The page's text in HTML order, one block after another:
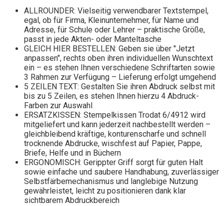
ALLROUNDER: Vielseitig verwendbarer Textstempel,
egal, ob für Firma, Kleinunternehmer, für Name und
Adresse, für Schule oder Lehrer – praktische Größe,
passt in jede Akten- oder Manteltasche
GLEICH HIER BESTELLEN: Geben sie über "Jetzt
anpassen", rechts oben ihren individuellen Wunschtext
ein – es stehen Ihnen verschiedene Schriftarten sowie
3 Rahmen zur Verfügung – Lieferung erfolgt umgehend
5 ZEILEN TEXT: Gestalten Sie ihren Abdruck selbst mit
bis zu 5 Zeilen, es stehen Ihnen hierzu 4 Abdruck-
Farben zur Auswahl
ERSATZKISSEN: Stempelkissen Trodat 6/4912 wird
mitgeliefert und kann jederzeit nachbestellt werden –
gleichbleibend kräftige, konturenscharfe und schnell
trocknende Abdrucke, wischfest auf Papier, Pappe,
Briefe, Helfe und in Büchern
ERGONOMISCH: Gerippter Griff sorgt für guten Halt
sowie einfache und saubere Handhabung, zuverlässiger
Selbstfärbemechanismus und langlebige Nutzung
gewährleistet, leicht zu positionieren dank klar
sichtbarem Abdruckbereich